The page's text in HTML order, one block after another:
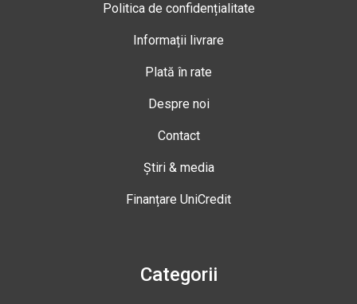
Politica de confidențialitate
Informații livrare
Plată în rate
Despre noi
Contact
Știri & media
Finanțare UniCredit
Categorii